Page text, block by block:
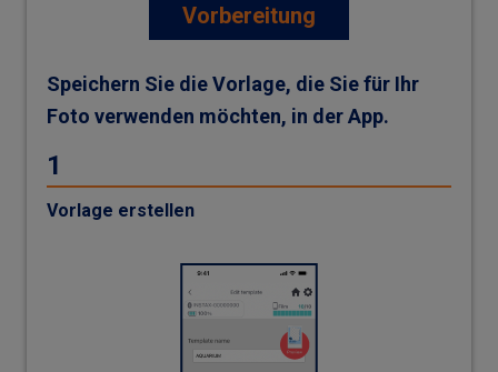
Vorbereitung
Speichern Sie die Vorlage, die Sie für Ihr
Foto verwenden möchten, in der App.
Vorlage erstellen